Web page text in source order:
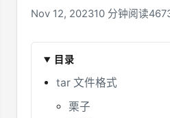
Nov 12, 202310 分钟阅读
目录
tar 文件格式
栗子